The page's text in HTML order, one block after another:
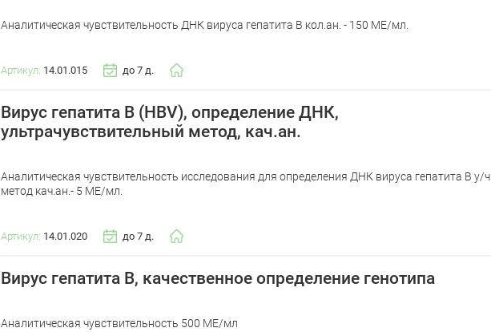
Аналитическая чувствительность ДНК вируса гепатита B кол.ан. - 150 МЕ/мл.
Артикул: 14.01.015 до 7 д.
Вирус гепатита В (HBV), определение ДНК,
ультрачувствительный метод, кач.ан.
Аналитическая чувствительность исследования для определения ДНК вируса гепатита B у/ч
метод кач.ан.- 5 МЕ/мл.
Артикул: 14.01.020 до 7 д.
Вирус гепатита В, качественное определение генотипа
Аналитическая чувствительность 500 МЕ/мл